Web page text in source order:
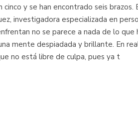
cinco y se han encontrado seis
investigadora especializada en
no se parece a nada de lo
mente despiadada y brillante. En
no está libre de culpa, pues ya t